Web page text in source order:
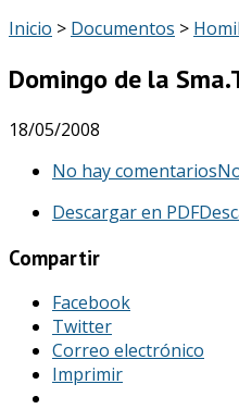
Inicio > Documentos >
Domingo de la
18/05/2008
No hay comentarios
Descargar en PDF
Compartir
Facebook
Twitter
Correo electrónico
Imprimir